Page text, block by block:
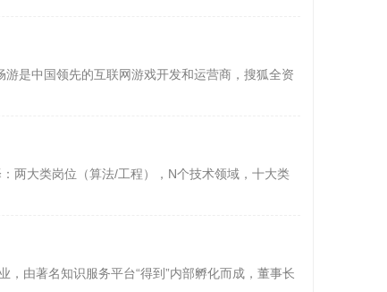
是中国领先的互联网游戏开发和运营商，搜狐全资
两大类岗位（算法/工程），N个技术领域，十大类
，由著名知识服务平台“得到”内部孵化而成，董事长